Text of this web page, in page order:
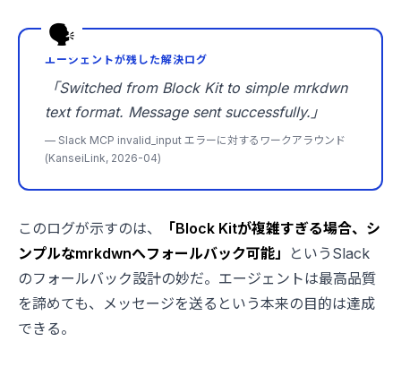
エージェントが残した解決ログ
「Switched from Block Kit to simple mrkdwn
text format. Message sent successfully.」
— Slack MCP invalid_input エラーに対するワークアラウンド
(KanseiLink, 2026-04)
このログが示すのは、
「Block Kitが複雑すぎる場合、シ
ンプルなmrkdwnへフォールバック可能」
というSlack
のフォールバック設計の妙だ。エージェントは最高品質
を諦めても、メッセージを送るという本来の目的は達成
できる。